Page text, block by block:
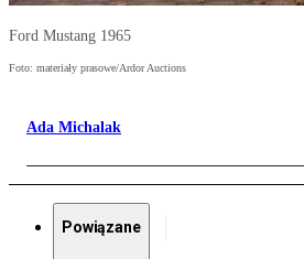
Ford Mustang 1965
Foto: materiały prasowe/Ardor Auctions
Ada Michalak
Powiązane